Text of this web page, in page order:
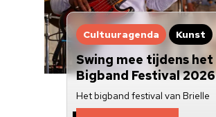
Cultuuragenda Kunst
Swing mee tijdens het
Bigband Festival 2026
Het bigband festival van Brielle